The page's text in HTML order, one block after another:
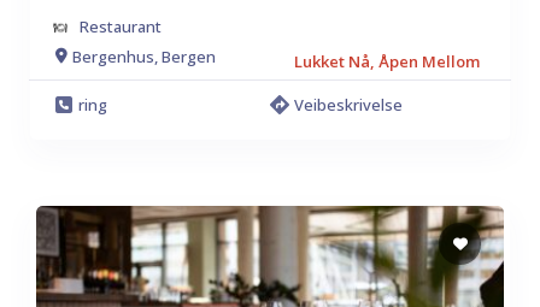
Restaurant
Bergenhus, Bergen
Lukket Nå, Åpen Mellom
ring
Veibeskrivelse